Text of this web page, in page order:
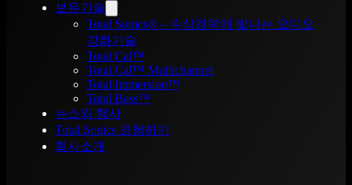
보유기술
Total Sonics® – 수상경력에 빛나는 오디오
강화기술
Total Cal™
Total Cal™ Multichannel
Total Immersion™
Total Bass™
뉴스와 행사
Total Sonics 경험하기
회사소개